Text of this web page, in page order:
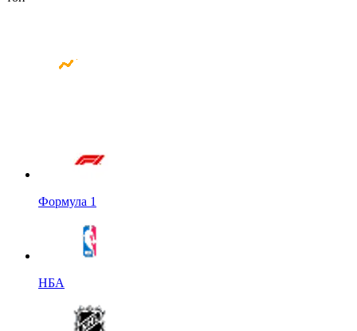
Формула 1
НБА